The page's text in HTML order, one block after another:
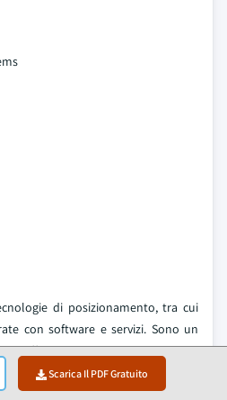
Scarica Il PDF Gratuito
di posizionamento, tra cui
con software e servizi. Sono un
offrendo soluzioni agnostiche
agricole. I loro ricevitori GPS,
forniscono la mappatura precisa,